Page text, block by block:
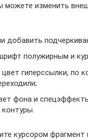
можете изменить
добавить
полужирным и
гиперссылки, по
фона и
контуры.
курсором фрагмент